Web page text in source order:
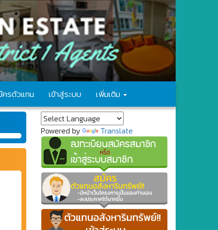
รตัวแทน เข้าสู่ระบบ เพิ่มเติม
Powered by Translate